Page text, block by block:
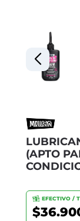
(APTO
EFECTIVO /